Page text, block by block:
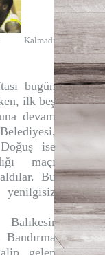
Kalmadı
bugün
ilk beş
devam
,
ise
maçı
Bu
yenilgisiz
Bandırma
gelen